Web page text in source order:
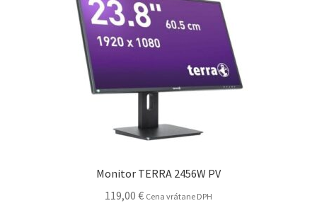
Monitor TERRA 2456W PV
119,00 € Cena vrátane DPH